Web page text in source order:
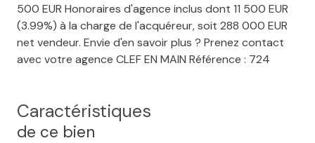
500 EUR Honoraires d'agence inclus dont 11 500 EUR
(3.99%) à la charge de l'acquéreur, soit 288 000 EUR
net vendeur. Envie d'en savoir plus ? Prenez contact
avec votre agence CLEF EN MAIN Référence : 724
Caractéristiques
de ce bien